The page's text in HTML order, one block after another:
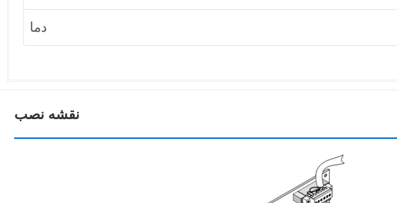
دما
نقشه نصب